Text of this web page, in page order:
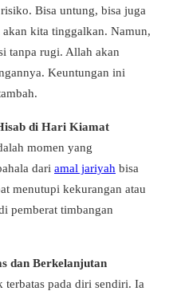
Bisa untung, bisa juga
kita tinggalkan. Namun,
tanpa rugi. Allah akan
Keuntungan ini
di Hari Kiamat
momen yang
dari amal jariyah bisa
menutupi kekurangan atau
pemberat timbangan
dan Berkelanjutan
terbatas pada diri sendiri. Ia